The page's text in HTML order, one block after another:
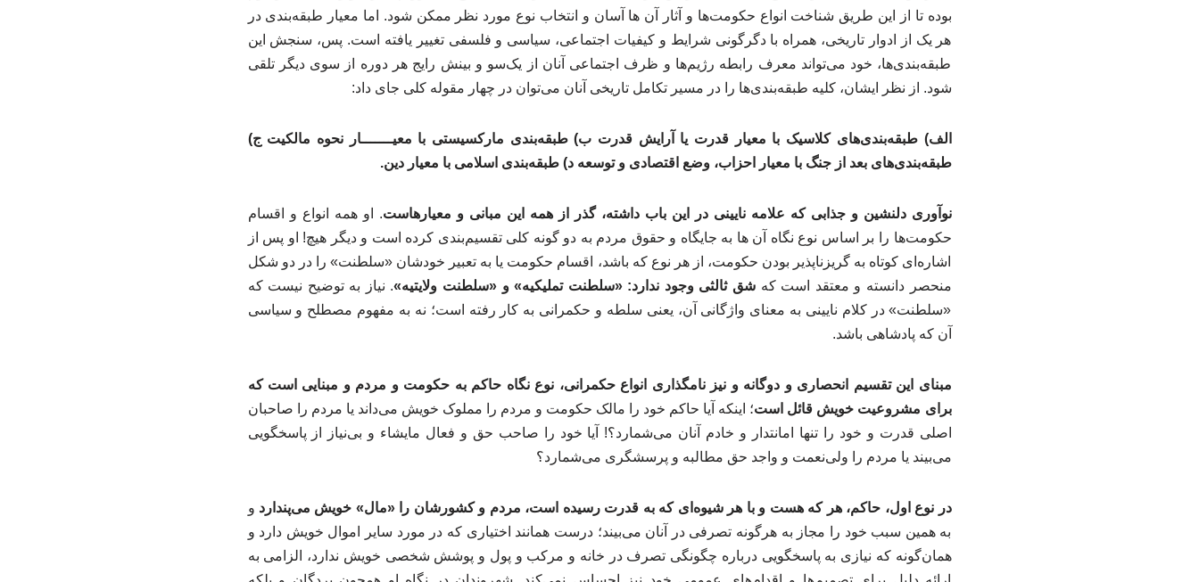
بوده تا از این طریق شناخت انواع حکومت‌ها و آثار آن ها آسان و انتخاب نوع مورد نظر ممکن شود. اما معیار طبقه‌بندی در
هر یک از ادوار تاریخی، همراه با دگرگونی شرایط و کیفیات اجتماعی، سیاسی و فلسفی تغییر یافته است. پس، سنجش این
طبقه‌بندی‌ها، خود می‌تواند معرف رابطه رژیم‌ها و ظرف اجتماعی آنان از یک‌سو و بینش رایج هر دوره از سوی دیگر تلقی
شود. از نظر ایشان، کلیه طبقه‌بندی‌ها را در مسیر تکامل تاریخی آنان می‌توان در چهار مقوله کلی جای داد:
الف) طبقه‌بندی‌های کلاسیک با معیار قدرت یا آرایش قدرت ب) طبقه‌بندی مارکسیستی با معیـــــــار نحوه مالکیت ج)
طبقه‌بندی‌های بعد از جنگ با معیار احزاب، وضع اقتصادی و توسعه د) طبقه‌بندی اسلامی با معیار دین.
نوآوری دلنشین و جذابی که علامه نایینی در این باب داشته‌، گذر از همه این مبانی و معیارهاست. او همه انواع و اقسام
حکومت‌ها را بر اساس نوع نگاه آن ها به جایگاه و حقوق مردم به دو گونه کلی تقسیم‌بندی کرده است و دیگر هیچ! او پس از
اشاره‌ای کوتاه به گریزناپذیر بودن حکومت، از هر نوع که باشد، اقسام حکومت یا به تعبیر خودشان «سلطنت» را در دو شکل
منحصر دانسته و معتقد است که شق ثالثی وجود ندارد: «سلطنت تملیکیه» و «سلطنت ولایتیه». نیاز به توضیح نیست که
«سلطنت» در کلام نایینی به معنای واژگانی آن، یعنی سلطه و حکمرانی به کار رفته است؛ نه به مفهوم مصطلح و سیاسی
آن که پادشاهی باشد.
مبنای این تقسیم انحصاری و دوگانه و نیز نامگذاری انواع حکمرانی، نوع نگاه حاکم به حکومت و مردم و مبنایی است که
برای مشروعیت خویش قائل است؛ اینکه آیا حاکم خود را مالک حکومت و مردم را مملوک خویش می‌داند یا مردم را صاحبان
اصلی قدرت و خود را تنها امانتدار و خادم آنان می‌شمارد؟! آیا خود را صاحب حق و فعال مایشاء و بی‌نیاز از پاسخگویی
می‌بیند یا مردم را ولی‌نعمت و واجد حق مطالبه و پرسشگری می‌شمارد؟
در نوع اول، حاکم، هر که هست و با هر شیوه‌ای که به قدرت رسیده است، مردم و کشورشان را «مال» خویش می‌پندارد و
به همین سبب خود را مجاز به هرگونه تصرفی در آنان می‌بیند؛ درست همانند اختیاری که در مورد سایر اموال خویش دارد و
همان‌گونه که نیازی به پاسخگویی درباره چگونگی تصرف در خانه و مرکب و پول و پوشش شخصی خویش ندارد، الزامی به